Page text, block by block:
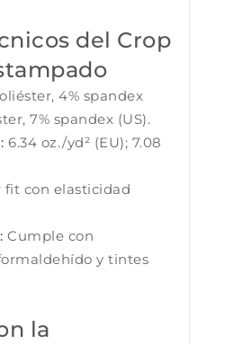
del Crop
4% spandex
7% spandex (US).
6.34 oz./yd² (EU); 7.08
fit con elasticidad
Cumple con
y tintes
la